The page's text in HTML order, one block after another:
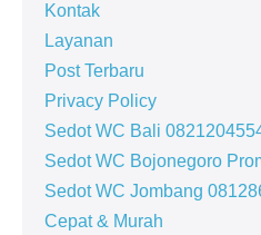
Kontak
Layanan
Post Terbaru
Privacy Policy
Sedot WC Bali
Sedot WC Bojonegoro
Sedot WC Jombang
Cepat & Murah